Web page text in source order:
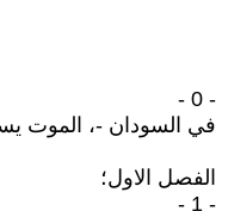
- 0 -
في السودان -، الموت
الفصل الاول؛
- 1 -